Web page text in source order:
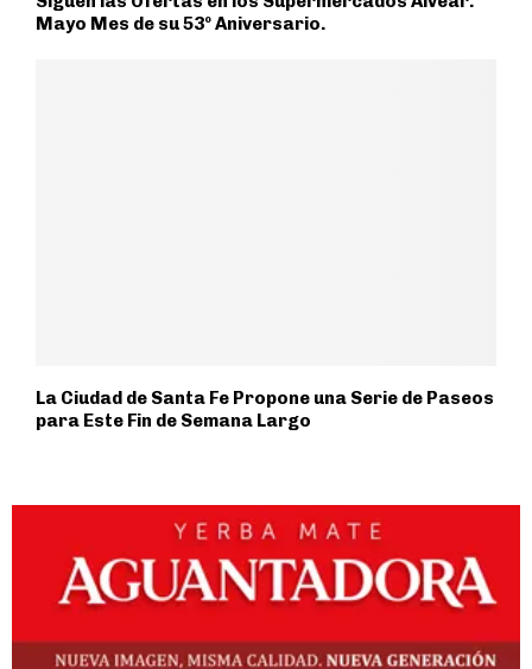
Mayo Mes de su 53º Aniversario.
La Ciudad de Santa Fe Propone una Serie de Paseos
para Este Fin de Semana Largo